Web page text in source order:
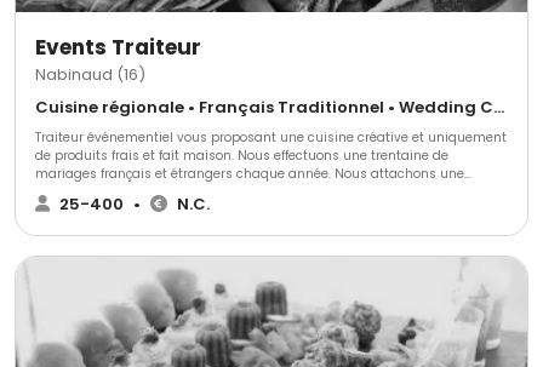
Events Traiteur
Nabinaud (16)
Cuisine régionale • Français Traditionnel • Wedding Cake
Traiteur événementiel vous proposant une cuisine créative et uniquement
de produits frais et fait maison. Nous effectuons une trentaine de
mariages français et étrangers chaque année. Nous attachons une
attention toute particulière au dressage de nos assiettes et sommes
réputés tant dans l'organisation que dans le résultat de nos prestations.
25-400 • N.C.